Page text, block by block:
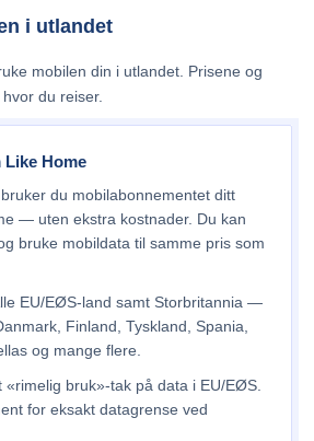
i utlandet
mobilen din i utlandet. Prisene og
du reiser.
Home
bruker du mobilabonnementet ditt
— uten ekstra kostnader. Du kan
bruke mobildata til samme pris som
EU/EØS-land samt Storbritannia —
Finland, Tyskland, Spania,
og mange flere.
«rimelig bruk»-tak på data i EU/EØS.
for eksakt datagrense ved